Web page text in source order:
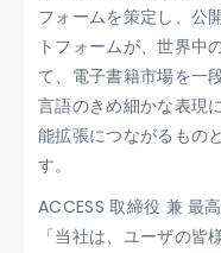
フォームを策定し、公
トフォームが、世界中
て、電子書籍市場を一
言語のきめ細かな表現
能拡張につながるもの
す。
ACCESS 取締役 兼 最
「当社は、ユーザの